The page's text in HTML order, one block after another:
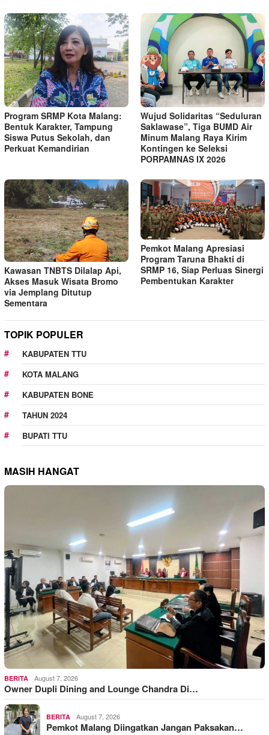
Program SRMP Kota Malang:
Bentuk Karakter, Tampung
Siswa Putus Sekolah, dan
Perkuat Kemandirian
Wujud Solidaritas “Seduluran
Saklawase”, Tiga BUMD Air
Minum Malang Raya Kirim
Kontingen ke Seleksi
PORPAMNAS IX 2026
Kawasan TNBTS Dilalap Api,
Akses Masuk Wisata Bromo
via Jemplang Ditutup
Sementara
Pemkot Malang Apresiasi
Program Taruna Bhakti di
SRMP 16, Siap Perluas Sinergi
Pembentukan Karakter
TOPIK POPULER
KABUPATEN TTU
KOTA MALANG
KABUPATEN BONE
TAHUN 2024
BUPATI TTU
MASIH HANGAT
BERITA August 7, 2026
Owner Dupli Dining and Lounge Chandra Di…
BERITA August 7, 2026
Pemkot Malang Diingatkan Jangan Paksakan…